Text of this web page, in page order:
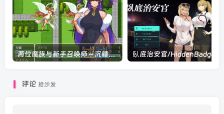
两位魔族与新手召唤师～沉睡的肚子与呻吟的肚子～/2人の魔族と新米召喚士～眠るお腹と唸るお腹～ V1.0|角色扮演|容量316MB|官方中文版
评论 抢沙发